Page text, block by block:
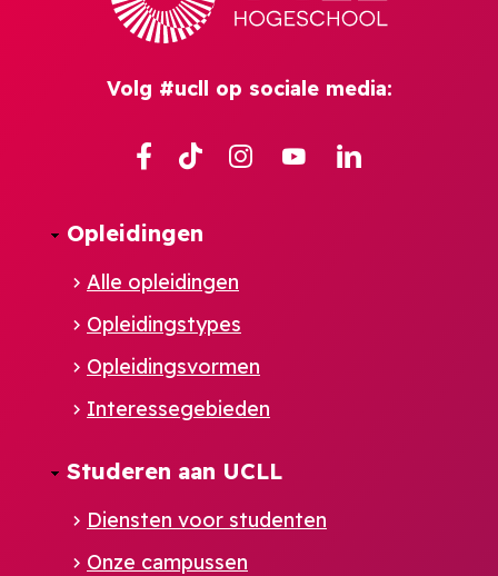
Volg #ucll op sociale media:
Facebook
TikTok Instagram
YouTube
Opleidingen
Alle opleidingen
Opleidingstypes
Opleidingsvormen
Interessegebieden
Studeren aan UCLL
Diensten voor studenten
Onze campussen